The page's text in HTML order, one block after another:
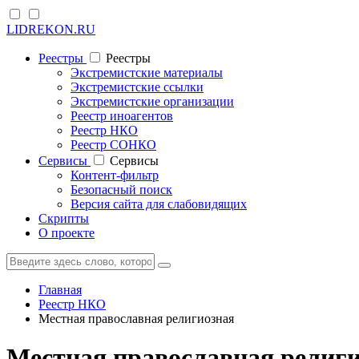
LIDREKON.RU
Реестры
Реестры
Экстремистские материалы
Экстремистские ссылки
Экстремистские организации
Реестр иноагентов
Реестр НКО
Реестр СОНКО
Cервисы
Cервисы
Контент-фильтр
Безопасный поиск
Версия сайта для слабовидящих
Скрипты
О проекте
Главная
Реестр НКО
Местная православная религиозная